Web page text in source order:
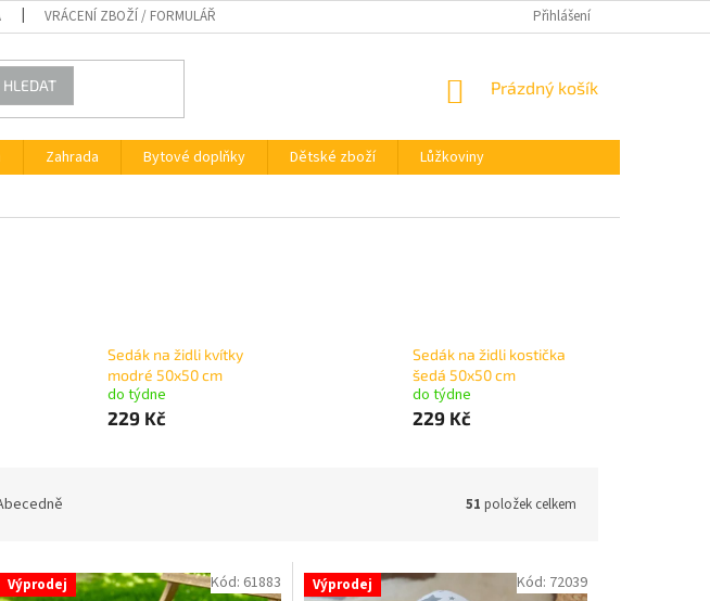
VRÁCENÍ ZBOŽÍ / FORMULÁŘ OCHRANA OSOBNÍCH
Přihlášení
HLEDAT
NÁKUPNÍ
Prázdný košík
Zahrada Bytové doplňky Dětské zboží
Lůžkoviny
Sedák na židli kvítky
modré 50x50 cm
do týdne
229 Kč
Sedák na židli kostička
šedá 50x50 cm
do týdne
229 Kč
51 položek celkem
Výprodej Kód: 61883
Výprodej
Kód: 72039